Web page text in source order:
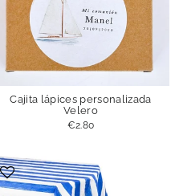
Cajita lápices personalizada
Velero
€2.80